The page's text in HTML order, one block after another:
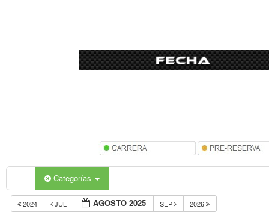
Categorías
2024 JUL AGOSTO 2025 SEP 2026